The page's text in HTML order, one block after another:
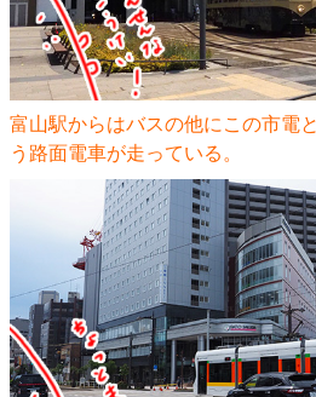
富山駅からはバスの他にこの市電
う路面電車が走っている。